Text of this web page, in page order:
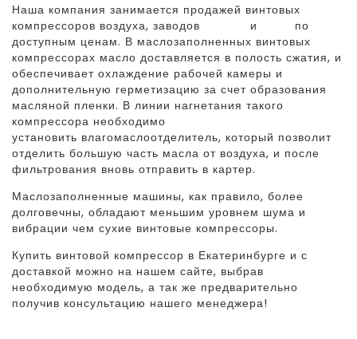
Наша компания занимается продажей винтовых
компрессоров воздуха, заводов
и
по
доступным ценам. В маслозаполненных винтовых
компрессорах масло доставляется в полость сжатия, и
обеспечивает охлаждение рабочей камеры и
дополнительную герметизацию за счет образования
масляной пленки. В линии нагнетания такого
компрессора необходимо
установить влагомаслоотделитель, который позволит
отделить большую часть масла от воздуха, и после
фильтрования вновь отправить в картер.
Маслозаполненные машины, как правило, более
долговечны, обладают меньшим уровнем шума и
вибрации чем сухие винтовые компрессоры.
Купить винтовой компрессор в Екатеринбурге и с
доставкой можно на нашем сайте, выбрав
необходимую модель, а так же предварительно
получив консультацию нашего менеджера!